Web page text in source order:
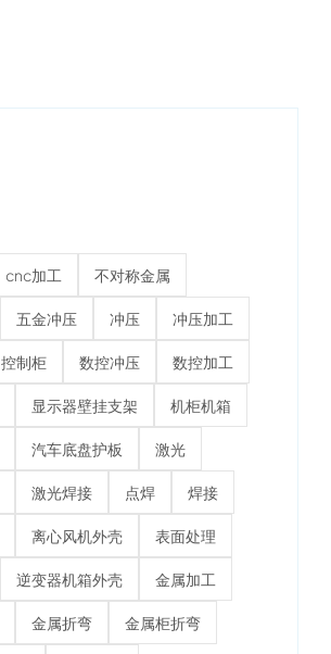
cnc加工 不对称金属
五金冲压 冲压 冲压加工
控制柜 数控冲压 数控加工
显示器壁挂支架 机柜机箱
汽车底盘护板 激光
激光焊接 点焊 焊接
离心风机外壳 表面处理
逆变器机箱外壳 金属加工
金属折弯 金属柜折弯